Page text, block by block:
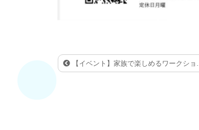
【イベント】家族で楽しめるワークショ...